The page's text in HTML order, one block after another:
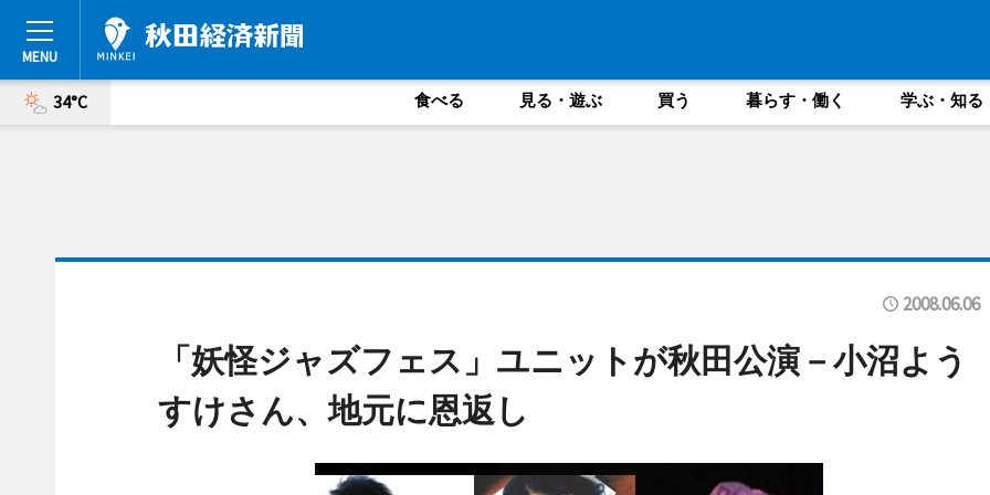
34°C 食べる 見る・遊ぶ 買う 暮らす・働く 学ぶ・知る
2008.06.06
「妖怪ジャズフェス」ユニットが秋田公演－小沼よう
すけさん、地元に恩返し